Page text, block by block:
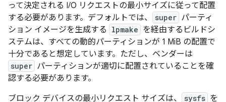
って決定される I/O リクエストの最小サイズに従って配置
する必要があります。デフォルトでは、
super パーティ
ション イメージを生成する
lpmake を経由するビルドシ
ステムは、すべての動的パーティションが 1 MiB の配置で
十分であると想定しています。ただし、ベンダーは
super パーティションが適切に配置されていることを確
認する必要があります。
ブロック デバイスの最小リクエスト サイズは、
sysfs を